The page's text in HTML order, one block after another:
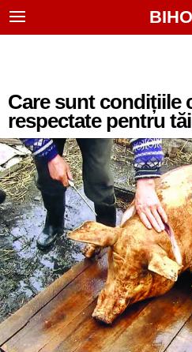
Care sunt condițiile
respectate pentru